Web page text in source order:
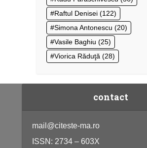
Raftul Denisei (122)
Simona Antonescu (20)
Vasile Baghiu (25)
Viorica Răduţă (28)
contact
mail@citeste-ma.ro
ISSN: 2734 – 603X